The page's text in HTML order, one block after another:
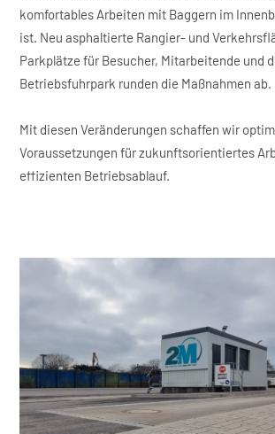
komfortables Arbeiten mit Baggern im
ist. Neu asphaltierte Rangier- und
Parkplätze für Besucher, Mitarbeitende und
Betriebsfuhrpark runden die Maßnahmen ab.
Mit diesen Veränderungen schaffen wir
Voraussetzungen für zukunftsorientiertes
effizienten Betriebsablauf.